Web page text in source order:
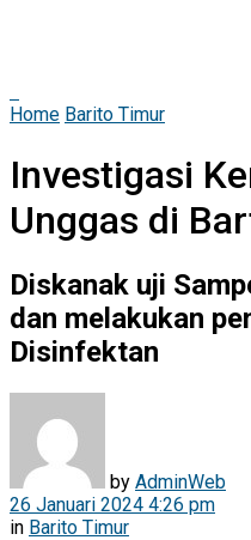
Home Barito Timur
Investigasi
Unggas di
Diskanak uji
dan melakukan
Disinfektan
by AdminWeb
26 Januari 2024 4:26 pm
in Barito Timur